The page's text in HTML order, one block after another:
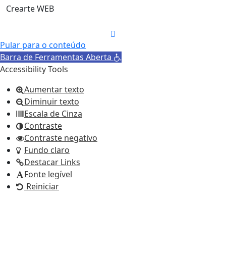
Crearte WEB
Pular para o conteúdo
Barra de Ferramentas Aberta
Accessibility Tools
Aumentar texto
Diminuir texto
Escala de Cinza
Contraste
Contraste negativo
Fundo claro
Destacar Links
Fonte legível
Reiniciar